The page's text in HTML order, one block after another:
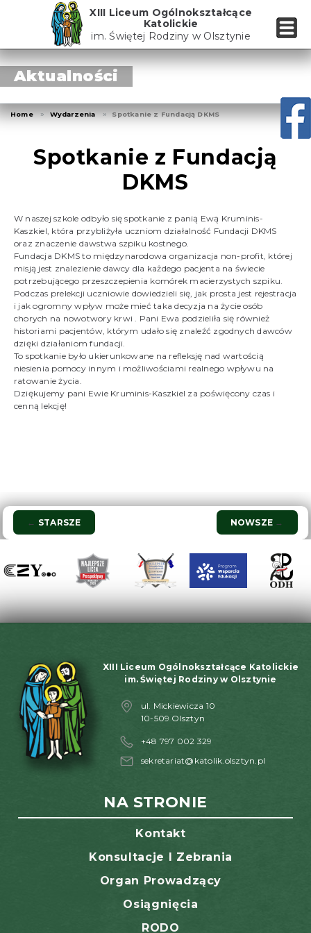
XIII Liceum Ogólnokształcące
Katolickie
im. Świętej Rodziny w Olsztynie
Aktualności
Home Wydarzenia Spotkanie z Fundacją DKMS
Spotkanie z Fundacją
DKMS
W naszej szkole odbyło się spotkanie z panią Ewą Kruminis-
Kaszkiel, która przybliżyła uczniom działalność Fundacji DKMS
oraz znaczenie dawstwa szpiku kostnego.
Fundacja DKMS to międzynarodowa organizacja non-profit, której
misją jest znalezienie dawcy dla każdego pacjenta na świecie
potrzebującego przeszczepienia komórek macierzystych szpiku.
Podczas prelekcji uczniowie dowiedzieli się, jak prosta jest rejestracja
i jak ogromny wpływ może mieć taka decyzja na życie osób
chorych na nowotwory krwi . Pani Ewa podzieliła się również
historiami pacjentów, którym udało się znaleźć zgodnych dawców
dzięki działaniom fundacji.
To spotkanie było ukierunkowane na refleksję nad wartością
niesienia pomocy innym i możliwościami realnego wpływu na
ratowanie życia.
Dziękujemy pani Ewie Kruminis-Kaszkiel za poświęcony czas i
cenną lekcję!
Nawigacja
wpisu
← STARSZE NOWSZE →
XIII Liceum Ogólnokształcące Katolickie
im. Świętej Rodziny w Olsztynie
ul. Mickiewicza 10
10-509 Olsztyn
+48 797 002 329
sekretariat@katolik.olsztyn.pl
NA STRONIE
Kontakt
Konsultacje I Zebrania
Organ Prowadzący
Osiągnięcia
RODO